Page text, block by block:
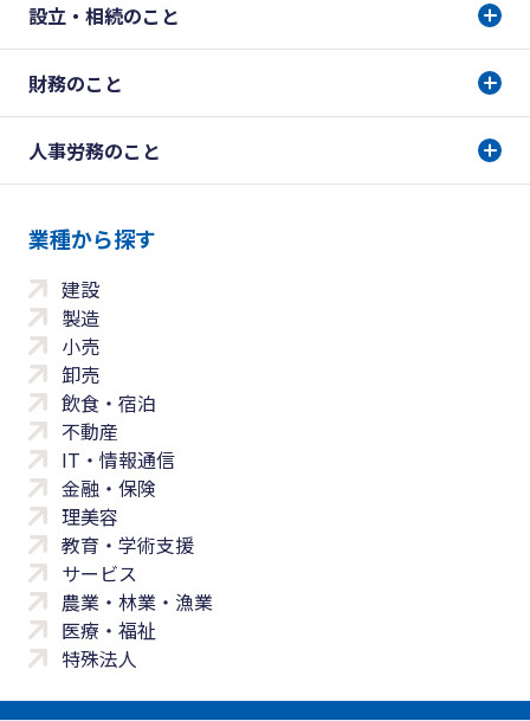
設立・相続のこと
財務のこと
人事労務のこと
業種から探す
建設
製造
小売
卸売
飲食・宿泊
不動産
IT・情報通信
金融・保険
理美容
教育・学術支援
サービス
農業・林業・漁業
医療・福祉
特殊法人